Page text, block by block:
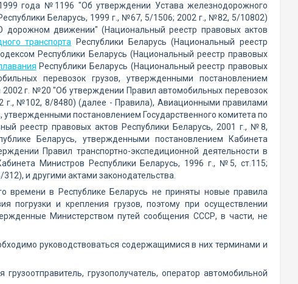
года №1196 "Об утверждении Устава железнодорожного
Беларусь, 1999 г., №67, 5/1506; 2002 г., №82, 5/10802)
движении" (Национальный реестр правовых актов
транспорта Республики Беларусь (Национальный реестр
Республики Беларусь (Национальный реестр правовых
Республики Беларусь (Национальный реестр правовых
перевозок грузов, утвержденными постановлением
г. №20 "Об утверждении Правил автомобильных перевозок
г., №102, 8/8480) (далее - Правила), Авиационными правилами
постановлением Государственного комитета по
реестр правовых актов Республики Беларусь, 2001 г., №8,
Беларусь, утвержденными постановлением Кабинета
Правил транспортно-экспедиционной деятельности в
Министров Республики Беларусь, 1996 г., №5, ст.115;
и другими актами законодательства.
времени в Республике Беларусь не приняты новые правила
погрузки и крепления грузов, поэтому при осуществлении
Министерством путей сообщения СССР, в части, не
руководствоваться содержащимися в них терминами и
грузополучатель, оператор автомобильной